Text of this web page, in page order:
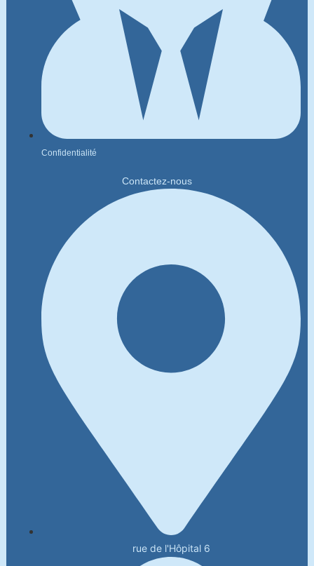
Confidentialité
Contactez-nous
rue de l'Hôpital 6